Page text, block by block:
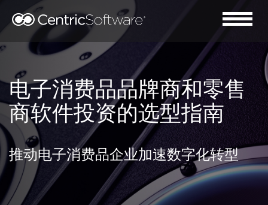
电子消费品品牌商和零售
商软件投资的选型指南
推动电子消费品企业加速数字化转型